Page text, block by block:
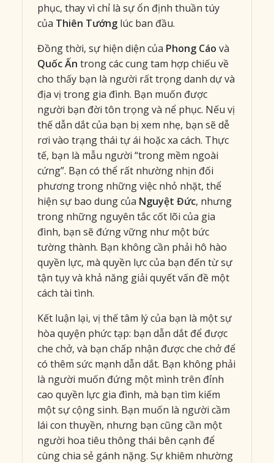
phục, thay vì chỉ là sự ổn định thuần túy
của Thiên Tướng lúc ban đầu.
Đồng thời, sự hiện diện của Phong Cáo và
Quốc Ấn trong các cung tam hợp chiếu về
cho thấy bạn là người rất trọng danh dự và
địa vị trong gia đình. Bạn muốn được
người bạn đời tôn trọng và nể phục. Nếu vị
thế dẫn dắt của bạn bị xem nhẹ, bạn sẽ dễ
rơi vào trạng thái tự ái hoặc xa cách. Thực
tế, bạn là mẫu người “trong mềm ngoài
cứng”. Bạn có thể rất nhường nhịn đối
phương trong những việc nhỏ nhặt, thể
hiện sự bao dung của Nguyệt Đức, nhưng
trong những nguyên tắc cốt lõi của gia
đình, bạn sẽ đứng vững như một bức
tường thành. Bạn không cần phải hô hào
quyền lực, mà quyền lực của bạn đến từ sự
tận tụy và khả năng giải quyết vấn đề một
cách tài tình.
Kết luận lại, vị thế tâm lý của bạn là một sự
hòa quyện phức tạp: bạn dẫn dắt để được
che chở, và bạn chấp nhận được che chở để
có thêm sức mạnh dẫn dắt. Bạn không phải
là người muốn đứng một mình trên đỉnh
cao quyền lực gia đình, mà bạn tìm kiếm
một sự cộng sinh. Bạn muốn là người cầm
lái con thuyền, nhưng bạn cũng cần một
người hoa tiêu thông thái bên cạnh để
cùng chia sẻ gánh nặng. Sự khiêm nhường